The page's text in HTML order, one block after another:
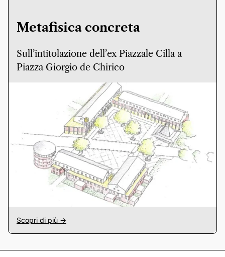
Metafisica concreta
Sull’intitolazione dell’ex Piazzale Cilla a
Piazza Giorgio de Chirico
Scopri di più ->